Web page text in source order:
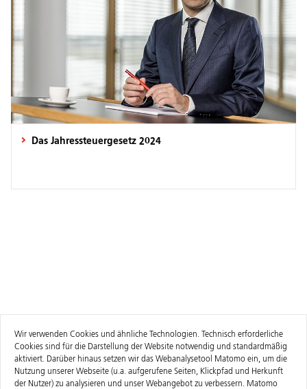
Das Jahressteuergesetz 2024
Wir verwenden Cookies und ähnliche Technologien. Technisch erforderliche
Cookies sind für die Darstellung der Website notwendig und standardmäßig
aktiviert. Darüber hinaus setzen wir das Webanalysetool Matomo ein, um die
Nutzung unserer Webseite (u.a. aufgerufene Seiten, Klickpfad und Herkunft
der Nutzer) zu analysieren und unser Webangebot zu verbessern. Matomo